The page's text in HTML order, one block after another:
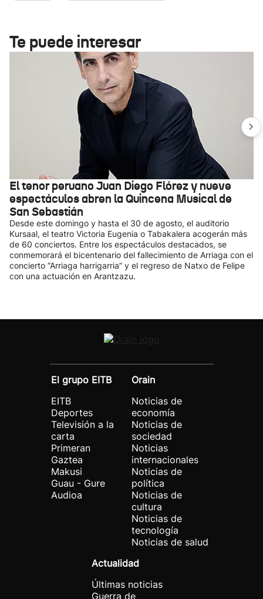
Te puede interesar
El tenor peruano Juan Diego Flórez y nueve
espectáculos abren la Quincena Musical de
San Sebastián
Desde este domingo y hasta el 30 de agosto, el auditorio
Kursaal, el teatro Victoria Eugenia o Tabakalera acogerán más
de 60 conciertos. Entre los espectáculos destacados, se
conmemorará el bicentenario del fallecimiento de Arriaga con el
concierto “Arriaga harrigarria” y el regreso de Natxo de Felipe
con una actuación en Arantzazu.
El grupo EITB
EITB
Deportes
Televisión a la
carta
Primeran
Gaztea
Makusi
Guau - Gure
Audioa
Orain
Noticias de
economía
Noticias de
sociedad
Noticias
internacionales
Noticias de
política
Noticias de
cultura
Noticias de
tecnología
Noticias de salud
Actualidad
Últimas noticias
Guerra de